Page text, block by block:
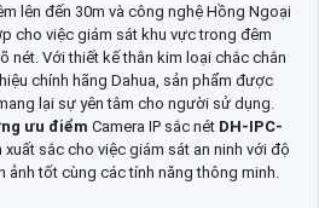
lên đến 30m và công nghệ Hồng Ngoại
cho việc giám sát khu vực trong đêm
nét. Với thiết kế thân kim loại chắc chắn
chính hãng Dahua, sản phẩm được
lại sự yên tâm cho người sử dụng.
ưu điểm Camera IP sắc nét DH-IPC-
xuất sắc cho việc giám sát an ninh với độ
tốt cùng các tính năng thông minh.